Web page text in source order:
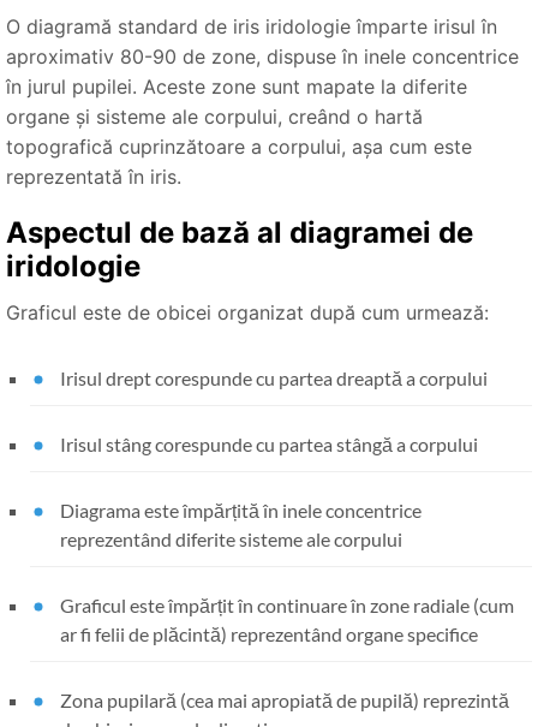
O diagramă standard de iris iridologie împarte irisul în
aproximativ 80-90 de zone, dispuse în inele concentrice
în jurul pupilei. Aceste zone sunt mapate la diferite
organe și sisteme ale corpului, creând o hartă
topografică cuprinzătoare a corpului, așa cum este
reprezentată în iris.
Aspectul de bază al diagramei de
iridologie
Graficul este de obicei organizat după cum urmează:
Irisul drept corespunde cu partea dreaptă a corpului
Irisul stâng corespunde cu partea stângă a corpului
Diagrama este împărțită în inele concentrice
reprezentând diferite sisteme ale corpului
Graficul este împărțit în continuare în zone radiale (cum
ar fi felii de plăcintă) reprezentând organe specifice
Zona pupilară (cea mai apropiată de pupilă) reprezintă